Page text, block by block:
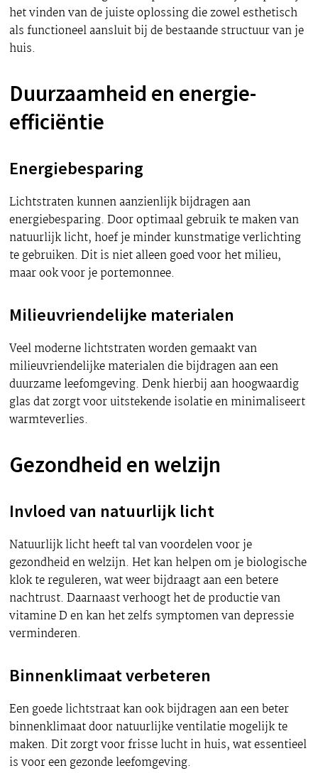
het vinden van de juiste oplossing die zowel esthetisch
als functioneel aansluit bij de bestaande structuur van je
huis.
Duurzaamheid en energie-
efficiëntie
Energiebesparing
Lichtstraten kunnen aanzienlijk bijdragen aan
energiebesparing. Door optimaal gebruik te maken van
natuurlijk licht, hoef je minder kunstmatige verlichting
te gebruiken. Dit is niet alleen goed voor het milieu,
maar ook voor je portemonnee.
Milieuvriendelijke materialen
Veel moderne lichtstraten worden gemaakt van
milieuvriendelijke materialen die bijdragen aan een
duurzame leefomgeving. Denk hierbij aan hoogwaardig
glas dat zorgt voor uitstekende isolatie en minimaliseert
warmteverlies.
Gezondheid en welzijn
Invloed van natuurlijk licht
Natuurlijk licht heeft tal van voordelen voor je
gezondheid en welzijn. Het kan helpen om je biologische
klok te reguleren, wat weer bijdraagt aan een betere
nachtrust. Daarnaast verhoogt het de productie van
vitamine D en kan het zelfs symptomen van depressie
verminderen.
Binnenklimaat verbeteren
Een goede lichtstraat kan ook bijdragen aan een beter
binnenklimaat door natuurlijke ventilatie mogelijk te
maken. Dit zorgt voor frisse lucht in huis, wat essentieel
is voor een gezonde leefomgeving.